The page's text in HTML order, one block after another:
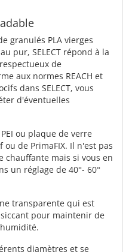
granulés PLA vierges
pur, SELECT répond à la
de
aux normes REACH et
dans SELECT, vous
d'éventuelles
ou plaque de verre
de PrimaFIX. Il n'est pas
chauffante mais si vous en
un réglage de 40°- 60°
transparente qui est
pour maintenir de
diamètres et se